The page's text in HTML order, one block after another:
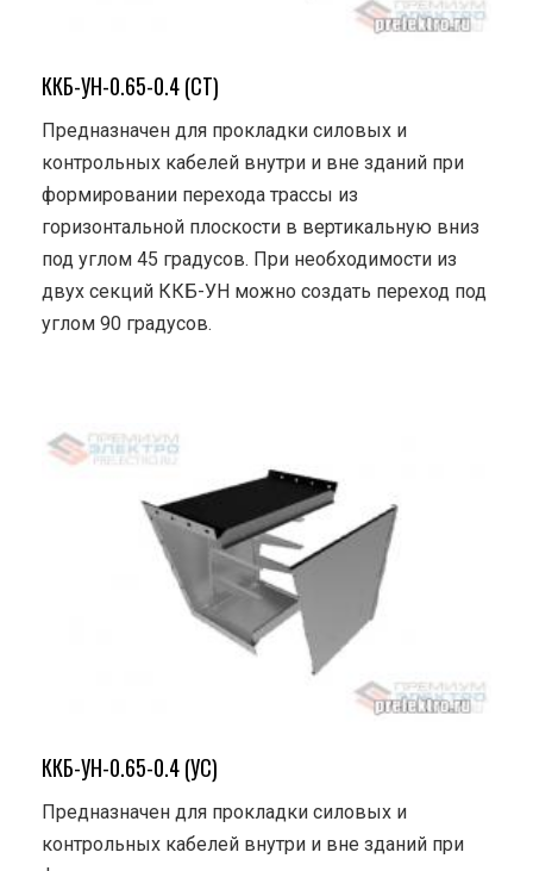
ККБ-УН-0.65-0.4 (СТ)
Предназначен для прокладки силовых и
контрольных кабелей внутри и вне зданий при
формировании перехода трассы из
горизонтальной плоскости в вертикальную вниз
под углом 45 градусов. При необходимости из
двух секций ККБ-УН можно создать переход под
углом 90 градусов.
ККБ-УН-0.65-0.4 (УС)
Предназначен для прокладки силовых и
контрольных кабелей внутри и вне зданий при